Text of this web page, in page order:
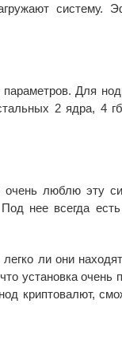
систему.
Для
2 ядра, 4
люблю эту
нее всегда
ли они
установка очень
криптовалют,